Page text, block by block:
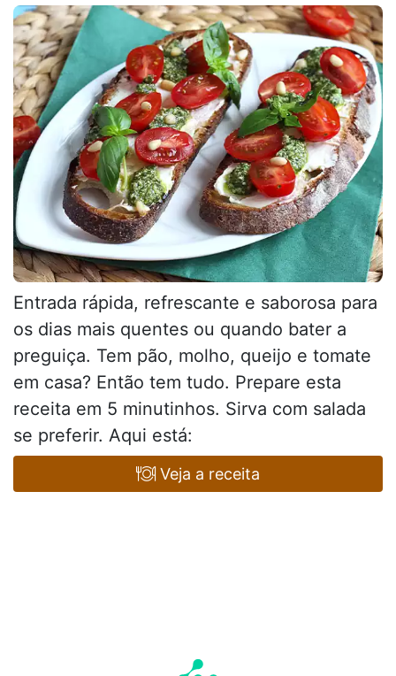
Entrada rápida, refrescante e saborosa para
os dias mais quentes ou quando bater a
preguiça. Tem pão, molho, queijo e tomate
em casa? Então tem tudo. Prepare esta
receita em 5 minutinhos. Sirva com salada
se preferir. Aqui está:
Veja a receita